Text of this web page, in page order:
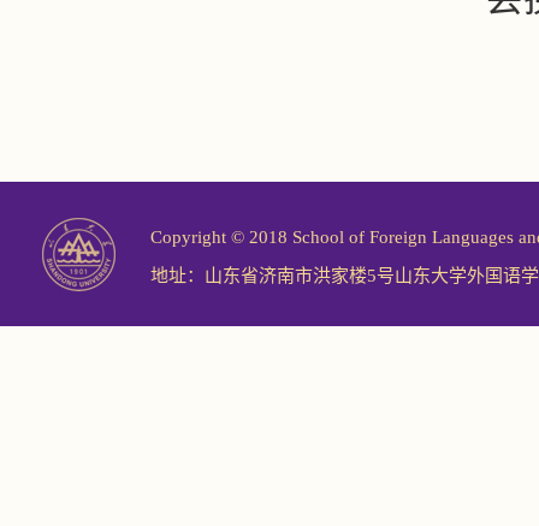
Copyright © 2018 School of Foreign Languages
地址：山东省济南市洪家楼5号山东大学外国语